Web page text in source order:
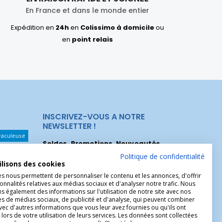
En France et dans le monde entier
Expédition en 24hen Colissimo à domicileou
en point relais
Noeuds
INSCRIVEZ-VOUS A NOTRE
NEWSLETTER !
Soldes, Promotions, Nouveautés...
Inscrivez-vous maintenant pour recevoir
nos meilleures offres.
Politique de confidentialité
des cookies
nous permettent de personnaliser le contenu et les annonces, d'offrir
relatives aux médias sociaux et d'analyser notre trafic. Nous
également des informations sur l'utilisation de notre site avec nos
de médias sociaux, de publicité et d'analyse, qui peuvent combiner
d'autres informations que vous leur avez fournies ou qu'ils ont
lors de votre utilisation de leurs services. Les données sont collectées